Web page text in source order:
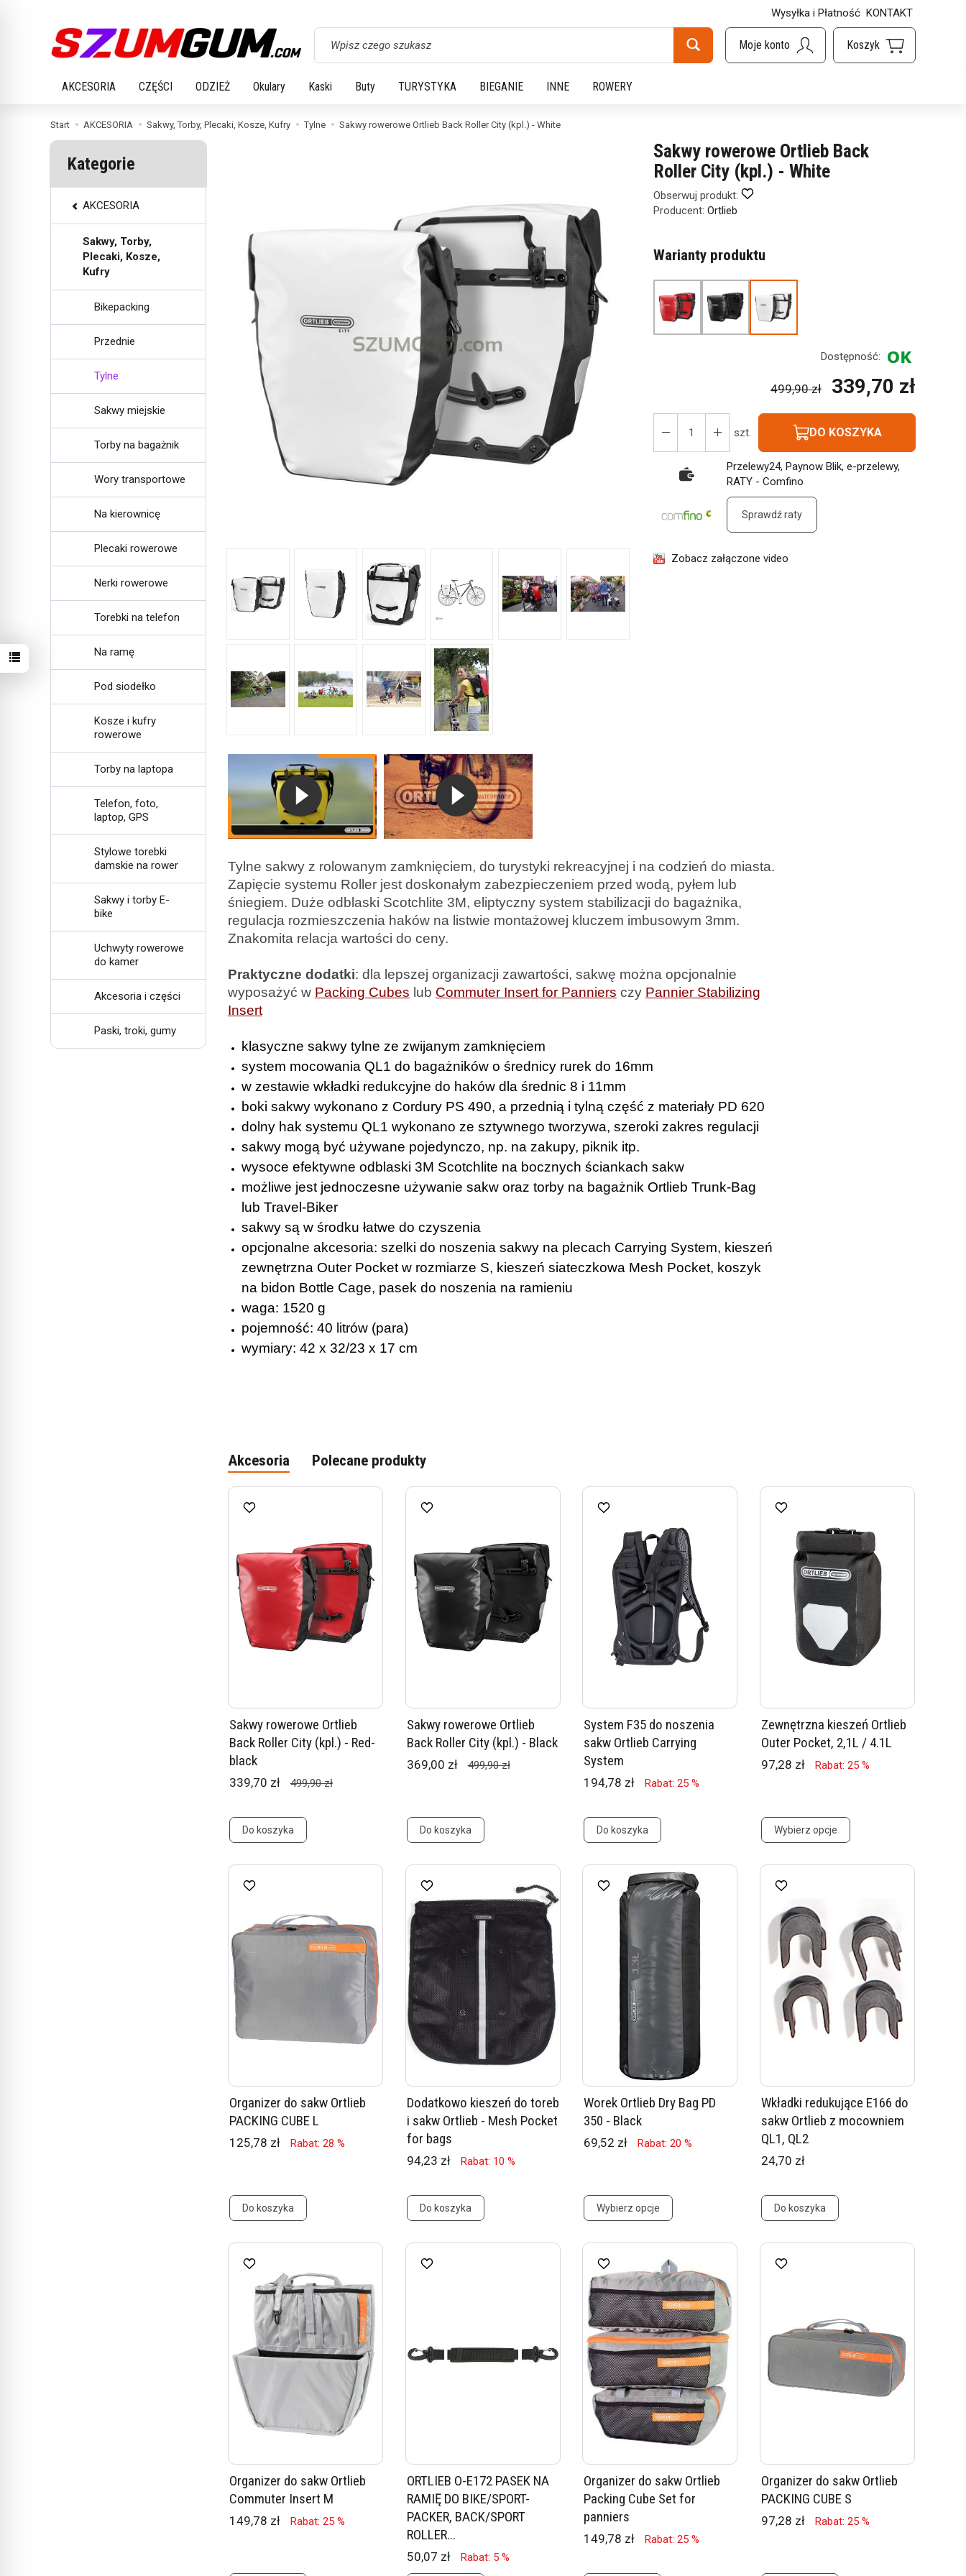
Wysyłka i Płatność KONTAKT
Wyszukaj
AKCESORIA CZĘŚCI ODZIEŻ Okulary Kaski Buty TURYSTYKA BIEGANIE INNE ROWERY
Start AKCESORIA Sakwy, Torby, Plecaki, Kosze, Kufry Tylne Sakwy rowerowe Ortlieb Back Roller City (kpl.) - White
Sakwy rowerowe Ortlieb Back
Roller City (kpl.) - White
Obserwuj produkt:
Producent: Ortlieb
Warianty produktu
Dostępność:
499,90 zł 339,70 zł
szt. DO KOSZYKA
Przelewy24, Paynow Blik, e-przelewy,
RATY - Comfino
Sprawdź raty
Zobacz załączone video
Tylne sakwy z rolowanym zamknięciem, do turystyki rekreacyjnej i na codzień do miasta.
Zapięcie systemu Roller jest doskonałym zabezpieczeniem przed wodą, pyłem lub
śniegiem. Duże odblaski Scotchlite 3M, eliptyczny system stabilizacji do bagażnika,
regulacja rozmieszczenia haków na listwie montażowej kluczem imbusowym 3mm.
Znakomita relacja wartości do ceny.
Praktyczne dodatki: dla lepszej organizacji zawartości, sakwę można opcjonalnie
wyposażyć w Packing Cubes lub Commuter Insert for Panniers czy Pannier Stabilizing
Insert
klasyczne sakwy tylne ze zwijanym zamknięciem
system mocowania QL1 do bagażników o średnicy rurek do 16mm
w zestawie wkładki redukcyjne do haków dla średnic 8 i 11mm
boki sakwy wykonano z Cordury PS 490, a przednią i tylną część z materiały PD 620
dolny hak systemu QL1 wykonano ze sztywnego tworzywa, szeroki zakres regulacji
sakwy mogą być używane pojedynczo, np. na zakupy, piknik itp.
wysoce efektywne odblaski 3M Scotchlite na bocznych ściankach sakw
możliwe jest jednoczesne używanie sakw oraz torby na bagażnik Ortlieb Trunk-Bag
lub Travel-Biker
sakwy są w środku łatwe do czyszenia
opcjonalne akcesoria: szelki do noszenia sakwy na plecach Carrying System, kieszeń
zewnętrzna Outer Pocket w rozmiarze S, kieszeń siateczkowa Mesh Pocket, koszyk
na bidon Bottle Cage, pasek do noszenia na ramieniu
waga: 1520 g
pojemność: 40 litrów (para)
wymiary: 42 x 32/23 x 17 cm
Akcesoria Polecane produkty
Sakwy rowerowe Ortlieb
Back Roller City (kpl.) - Red-
black
339,70 zł 499,90 zł
Do koszyka
Sakwy rowerowe Ortlieb
Back Roller City (kpl.) - Black
369,00 zł 499,90 zł
Do koszyka
System F35 do noszenia
sakw Ortlieb Carrying
System
194,78 zł Rabat: 25 %
Do koszyka
Zewnętrzna kieszeń Ortlieb
Outer Pocket, 2,1L / 4.1L
97,28 zł Rabat: 25 %
Wybierz opcje
Organizer do sakw Ortlieb
PACKING CUBE L
125,78 zł Rabat: 28 %
Do koszyka
Dodatkowo kieszeń do toreb
i sakw Ortlieb - Mesh Pocket
for bags
94,23 zł Rabat: 10 %
Do koszyka
Worek Ortlieb Dry Bag PD
350 - Black
69,52 zł Rabat: 20 %
Wybierz opcje
Wkładki redukujące E166 do
sakw Ortlieb z mocowniem
QL1, QL2
24,70 zł
Do koszyka
Organizer do sakw Ortlieb
Commuter Insert M
149,78 zł Rabat: 25 %
ORTLIEB O-E172 PASEK NA
RAMIĘ DO BIKE/SPORT-
PACKER, BACK/SPORT
ROLLER...
50,07 zł Rabat: 5 %
Organizer do sakw Ortlieb
Packing Cube Set for
panniers
149,78 zł Rabat: 25 %
Organizer do sakw Ortlieb
PACKING CUBE S
97,28 zł Rabat: 25 %
Kategorie
AKCESORIA
Sakwy, Torby,
Plecaki, Kosze,
Kufry
Bikepacking
Przednie
Tylne
Sakwy miejskie
Torby na bagażnik
Wory transportowe
Na kierownicę
Plecaki rowerowe
Nerki rowerowe
Torebki na telefon
Na ramę
Pod siodełko
Kosze i kufry
rowerowe
Torby na laptopa
Telefon, foto,
laptop, GPS
Stylowe torebki
damskie na rower
Sakwy i torby E-
bike
Uchwyty rowerowe
do kamer
Akcesoria i części
Paski, troki, gumy